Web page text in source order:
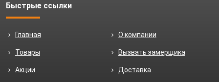
Быстрые ссылки
Главная О компании
Товары Вызвать замерщика
Акции Доставка